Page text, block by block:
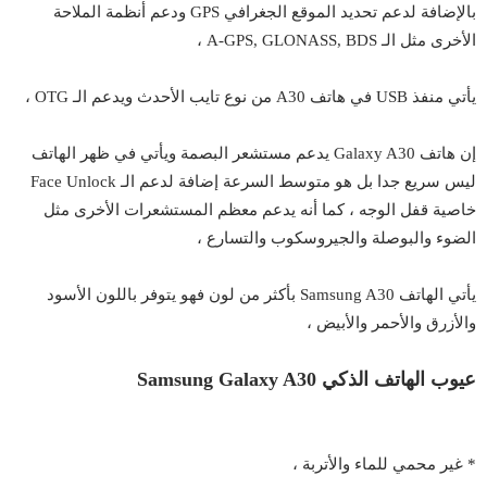
بالإضافة لدعم تحديد الموقع الجغرافي GPS ودعم أنظمة الملاحة
الأخرى مثل الـ A-GPS, GLONASS, BDS ،
يأتي منفذ USB في هاتف A30 من نوع تايب الأحدث ويدعم الـ OTG ،
إن هاتف Galaxy A30 يدعم مستشعر البصمة ويأتي في ظهر الهاتف
ليس سريع جدا بل هو متوسط السرعة إضافة لدعم الـ Face Unlock
خاصية قفل الوجه ، كما أنه يدعم معظم المستشعرات الأخرى مثل
الضوء والبوصلة والجيروسكوب والتسارع ،
يأتي الهاتف Samsung A30 بأكثر من لون فهو يتوفر باللون الأسود
والأزرق والأحمر والأبيض ،
عيوب الهاتف الذكي Samsung Galaxy A30
* غير محمي للماء والأتربة ،